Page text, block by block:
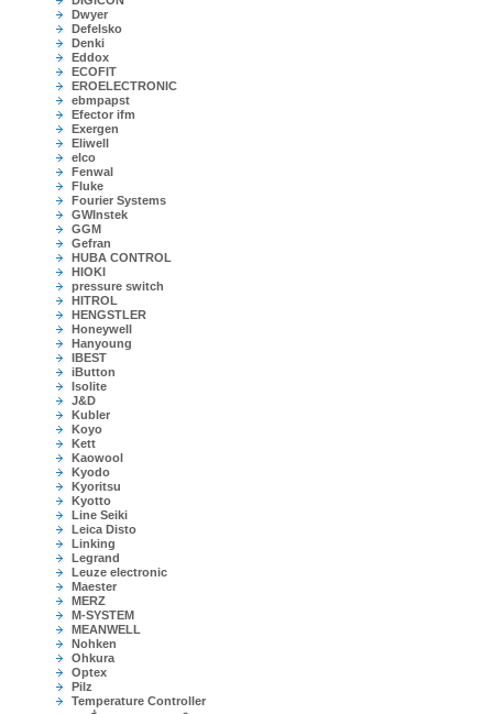
Dwyer
Defelsko
Denki
Eddox
ECOFIT
EROELECTRONIC
ebmpapst
Efector ifm
Exergen
Eliwell
elco
Fenwal
Fluke
Fourier Systems
GWInstek
GGM
Gefran
HUBA CONTROL
HIOKI
pressure switch
HITROL
HENGSTLER
Honeywell
Hanyoung
IBEST
iButton
Isolite
J&D
Kubler
Koyo
Kett
Kaowool
Kyodo
Kyoritsu
Kyotto
Line Seiki
Leica Disto
Linking
Legrand
Leuze electronic
Maester
MERZ
M-SYSTEM
MEANWELL
Nohken
Ohkura
Optex
Pilz
Temperature Controller